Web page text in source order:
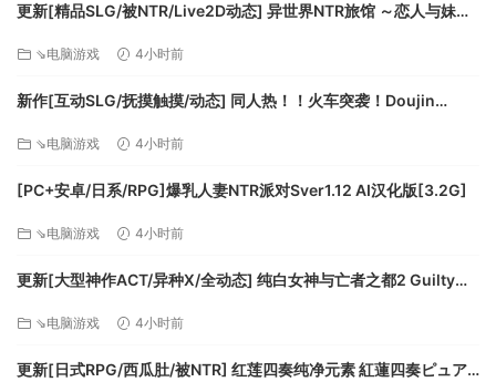
更新[精品SLG/被NTR/Live2D动态] 异世界NTR旅馆 ～恋人与妹妹
⇘电脑游戏 4小时前
新作[互动SLG/抚摸触摸/动态] 同人热！！火车突袭！Doujin
⇘电脑游戏 4小时前
[PC+安卓/日系/RPG]爆乳人妻NTR派对Sver1.12 AI汉化版[3.2G]
⇘电脑游戏 4小时前
更新[大型神作ACT/异种X/全动态] 纯白女神与亡者之都2 Guilty
⇘电脑游戏 4小时前
更新[日式RPG/西瓜肚/被NTR] 红莲四奏纯净元素 紅蓮四奏ピュア